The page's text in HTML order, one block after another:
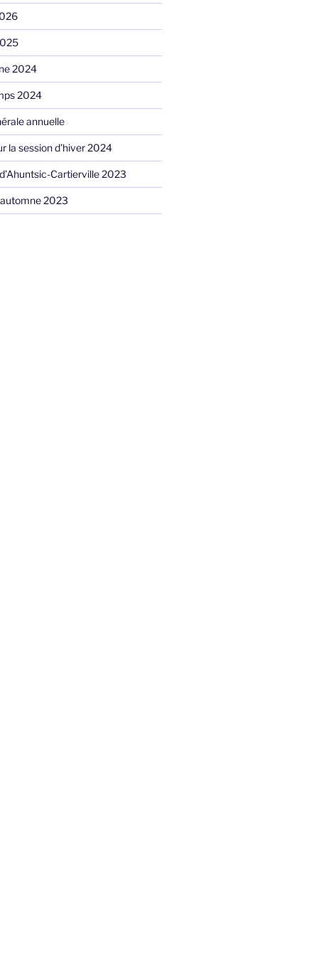
2024
2024
annuelle
la session d’hiver 2024
Cartierville 2023
2023